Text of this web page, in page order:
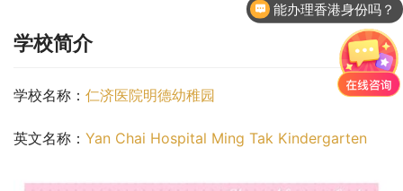
学校简介
学校名称： 仁济医院明德幼稚园
英文名称： Yan Chai Hospital Ming Tak Kindergarten
能办理香港身份吗？